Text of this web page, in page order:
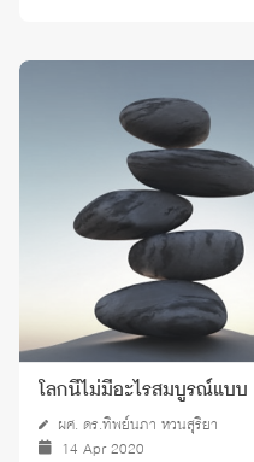
โลกนี้ไม่มีอะไรสมบูรณ์แบบ
ผศ. ดร.ทิพย์นภา หวนสุริยา
14 Apr 2020